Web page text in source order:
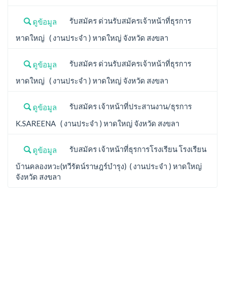
ดูข้อมูล
รับสมัคร ด่วนรับสมัครเจ้าหน้าที่ธุรการ
หาดใหญ่ ( งานประจำ ) หาดใหญ่ จังหวัด สงขลา
ดูข้อมูล
รับสมัคร ด่วนรับสมัครเจ้าหน้าที่ธุรการ
หาดใหญ่ ( งานประจำ ) หาดใหญ่ จังหวัด สงขลา
ดูข้อมูล
รับสมัคร เจ้าหน้าที่ประสานงาน/ธุรการ
K.SAREENA ( งานประจำ ) หาดใหญ่ จังหวัด สงขลา
ดูข้อมูล
รับสมัคร เจ้าหน้าที่ธุรการโรงเรียน โรงเรียน
บ้านคลองหวะ(ทวีรัตน์ราษฎร์บำรุง) ( งานประจำ ) หาดใหญ่
จังหวัด สงขลา